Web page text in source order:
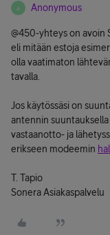
A Anonymous
@450-yhteys on avoin
eli mitään estoja
olla vaatimaton
tavalla.
Jos käytössäsi on
antennin
vastaanotto- ja
erikseen modeemin
T. Tapio
Sonera Asiakaspalvelu